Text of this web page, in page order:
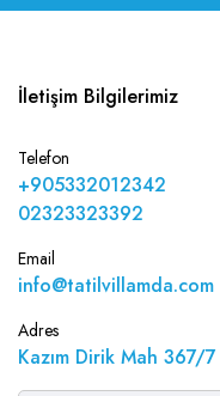
İletişim Bilgilerimiz
Telefon
+905332012342
02323323392
Email
info@tatilvillamda.com
Adres
Kazım Dirik Mah 367/